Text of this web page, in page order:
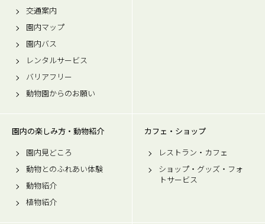
交通案内
園内マップ
園内バス
レンタルサービス
バリアフリー
動物園からのお願い
園内の楽しみ方・動物紹介
園内見どころ
動物とのふれあい体験
動物紹介
植物紹介
カフェ・ショップ
レストラン・カフェ
ショップ・グッズ・フォ
トサービス